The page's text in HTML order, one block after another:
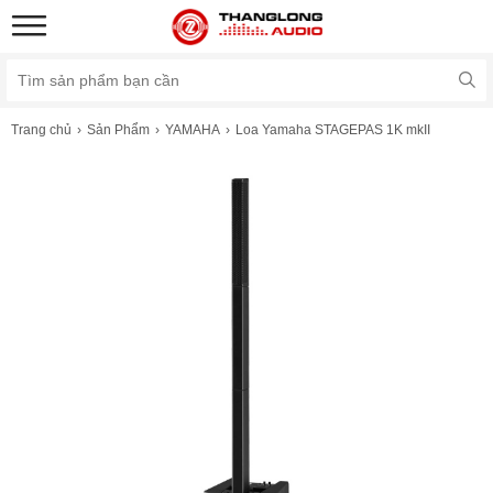
Trang chủ Sản Phẩm YAMAHA Loa Yamaha STAGEPAS 1K mkII